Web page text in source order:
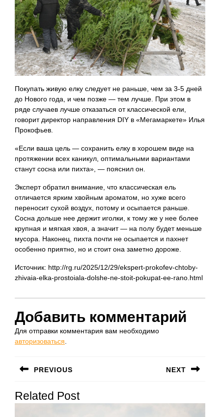
Покупать живую елку следует не раньше, чем за 3-5 дней
до Нового года, и чем позже — тем лучше. При этом в
ряде случаев лучше отказаться от классической ели,
говорит директор направления DIY в «Мегамаркете» Илья
Прокофьев.
«Если ваша цель — сохранить елку в хорошем виде на
протяжении всех каникул, оптимальными вариантами
станут сосна или пихта», — пояснил он.
Эксперт обратил внимание, что классическая ель
отличается ярким хвойным ароматом, но хуже всего
переносит сухой воздух, потому и осыпается раньше.
Сосна дольше нее держит иголки, к тому же у нее более
крупная и мягкая хвоя, а значит — на полу будет меньше
мусора. Наконец, пихта почти не осыпается и пахнет
особенно приятно, но и стоит она заметно дороже.
Источник: http://rg.ru/2025/12/29/ekspert-prokofev-chtoby-
zhivaia-elka-prostoiala-dolshe-ne-stoit-pokupat-ee-rano.html
Добавить комментарий
Для отправки комментария вам необходимо
авторизоваться.
по
записям
PREVIOUS
запись:
NEXT
запись:
Related Post